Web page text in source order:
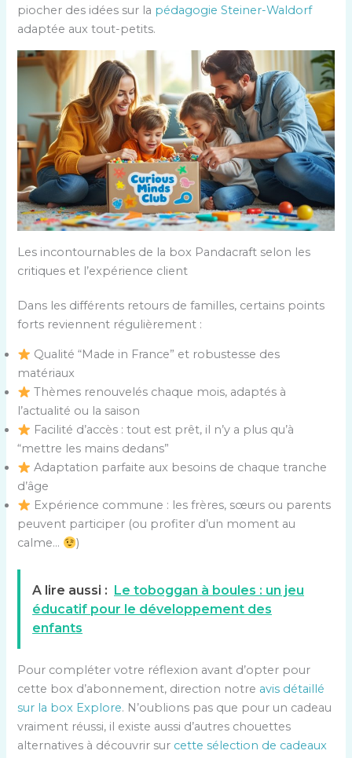
piocher des idées sur la pédagogie Steiner-Waldorf
adaptée aux tout-petits.
Les incontournables de la box Pandacraft selon les
critiques et l’expérience client
Dans les différents retours de familles, certains points
forts reviennent régulièrement :
Qualité “Made in France” et robustesse des
matériaux
Thèmes renouvelés chaque mois, adaptés à
l’actualité ou la saison
Facilité d’accès : tout est prêt, il n’y a plus qu’à
“mettre les mains dedans”
Adaptation parfaite aux besoins de chaque tranche
d’âge
Expérience commune : les frères, sœurs ou parents
peuvent participer (ou profiter d’un moment au
calme…
)
A lire aussi : Le toboggan à boules : un jeu
éducatif pour le développement des
enfants
Pour compléter votre réflexion avant d’opter pour
cette box d’abonnement, direction notre avis détaillé
sur la box Explore. N’oublions pas que pour un cadeau
vraiment réussi, il existe aussi d’autres chouettes
alternatives à découvrir sur cette sélection de cadeaux